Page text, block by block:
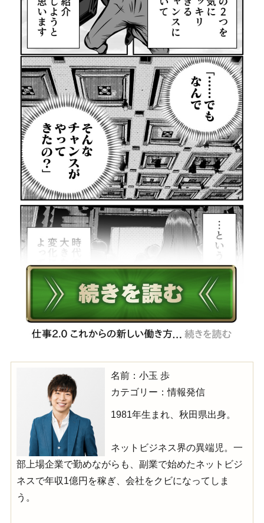
名前：小玉 歩
カテゴリー：情報発信
1981年生まれ、秋田県出身。
ネットビジネス界の異端児。一
部上場企業で勤めながらも、副業で始めたネットビジ
ネスで年収1億円を稼ぎ、会社をクビになってしま
う。